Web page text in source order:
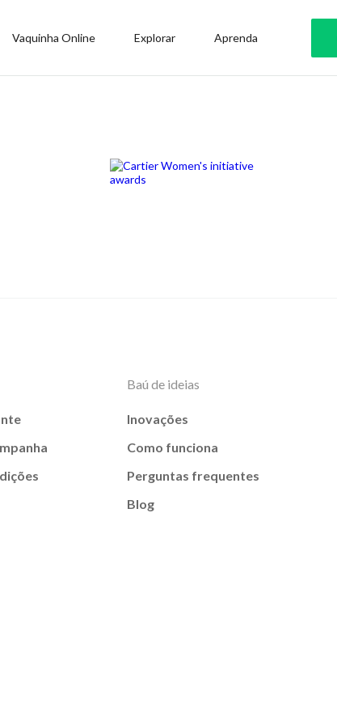
Vaquinha Online Explorar Aprenda
Baú de ideias
Inovações
Como funciona
Perguntas frequentes
Blog